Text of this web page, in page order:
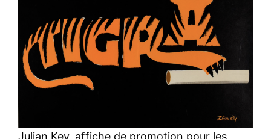
Julian Key, affiche de promotion pour les